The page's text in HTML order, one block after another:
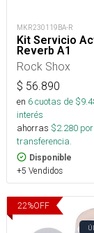
MKR230119BA-R
Kit Servicio
Reverb A1
Rock Shox
$ 56.890
en 6cuotas de $
interés
ahorras $2.280 por
transferencia.
Disponible
+5 Vendidos
22%OFF